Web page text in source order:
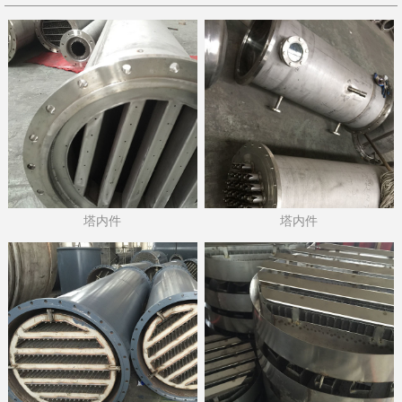
塔内件 塔内件